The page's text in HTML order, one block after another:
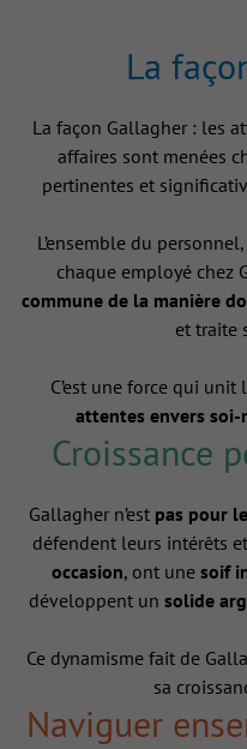
La
La façon Gallagher : les
affaires sont menées
pertinentes et
L’ensemble du
chaque employé chez
commune de la manière
et traite
C’est une force qui
attentes envers soi-
Croissance
Gallagher n’est pas pour
défendent leurs intérêts
occasion, ont une soif
développent un solide
Ce dynamisme fait de
sa
Naviguer